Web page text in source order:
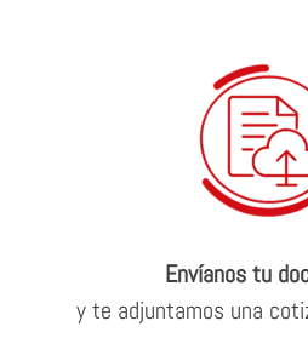
Envíanos tu
y te adjuntamos una